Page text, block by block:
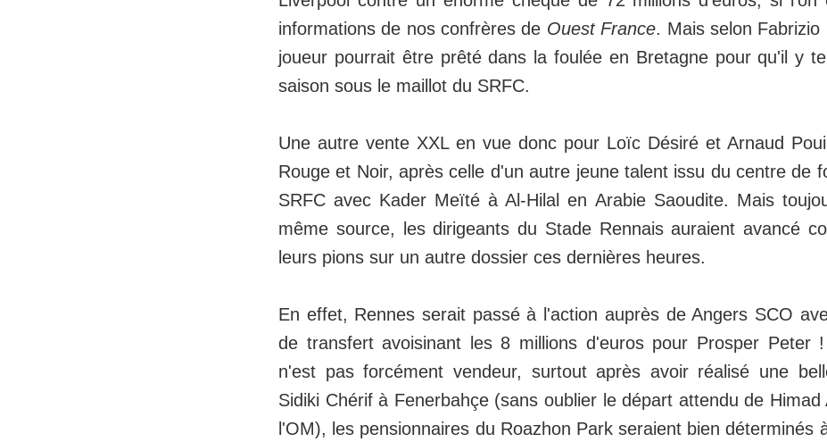
informations de nos confrères de Ouest France. Mais selon Fabrizio
joueur pourrait être prêté dans la foulée en Bretagne pour qu'il y
saison sous le maillot du SRFC.
Une autre vente XXL en vue donc pour Loïc Désiré et Arnaud
Rouge et Noir, après celle d'un autre jeune talent issu du centre de
SRFC avec Kader Meïté à Al-Hilal en Arabie Saoudite. Mais
même source, les dirigeants du Stade Rennais auraient avancé
leurs pions sur un autre dossier ces dernières heures.
En effet, Rennes serait passé à l'action auprès de Angers SCO
de transfert avoisinant les 8 millions d'euros pour Prosper Peter
n'est pas forcément vendeur, surtout après avoir réalisé une
Sidiki Chérif à Fenerbahçe (sans oublier le départ attendu de Himad
l'OM), les pensionnaires du Roazhon Park seraient bien déterminés